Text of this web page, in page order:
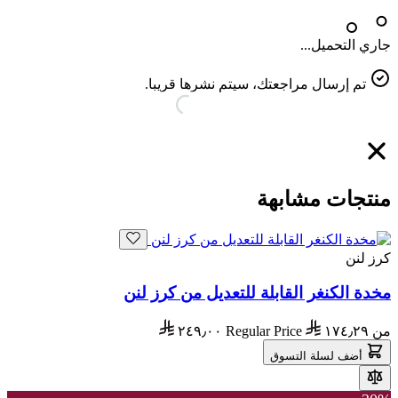
جاري التحميل...
تم إرسال مراجعتك، سيتم نشرها قريبا.
منتجات مشابهة
كرز لنن
مخدة الكنغر القابلة للتعديل من كرز لنن
من ١٧٤٫٢٩ Regular Price ٢٤٩٫٠٠
أضف لسلة التسوق